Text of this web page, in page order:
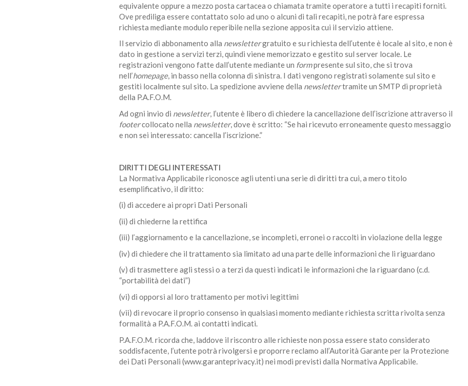
equivalente oppure a mezzo posta cartacea o chiamata tramite operatore a tutti i recapiti forniti.
Ove prediliga essere contattato solo ad uno o alcuni di tali recapiti, ne potrà fare espressa
richiesta mediante modulo reperibile nella sezione apposita cui il servizio attiene.
Il servizio di abbonamento alla newslettergratuito e su richiesta dell’utente è locale al sito, e non è
dato in gestione a servizi terzi, quindi viene memorizzato e gestito sul server locale. Le
registrazioni vengono fatte dall’utente mediante un formpresente sul sito, che si trova
nell’homepage, in basso nella colonna di sinistra. I dati vengono registrati solamente sul sito e
gestiti localmente sul sito. La spedizione avviene della newslettertramite un SMTP di proprietà
della P.A.F.O.M.
Ad ogni invio di newsletter, l’utente è libero di chiedere la cancellazione dell’iscrizione attraverso il
footercollocato nella newsletter, dove è scritto: “Se hai ricevuto erroneamente questo messaggio
e non sei interessato: cancella l’iscrizione.”
DIRITTI DEGLI INTERESSATI
La Normativa Applicabile riconosce agli utenti una serie di diritti tra cui, a mero titolo
esemplificativo, il diritto:
(i) di accedere ai propri Dati Personali
(ii) di chiederne la rettifica
(iii) l’aggiornamento e la cancellazione, se incompleti, erronei o raccolti in violazione della legge
(iv) di chiedere che il trattamento sia limitato ad una parte delle informazioni che li riguardano
(v) di trasmettere agli stessi o a terzi da questi indicati le informazioni che la riguardano (c.d.
“portabilità dei dati”)
(vi) di opporsi al loro trattamento per motivi legittimi
(vii) di revocare il proprio consenso in qualsiasi momento mediante richiesta scritta rivolta senza
formalità a P.A.F.O.M. ai contatti indicati.
P.A.F.O.M. ricorda che, laddove il riscontro alle richieste non possa essere stato considerato
soddisfacente, l’utente potrà rivolgersi e proporre reclamo all’Autorità Garante per la Protezione
dei Dati Personali (www.garanteprivacy.it) nei modi previsti dalla Normativa Applicabile.